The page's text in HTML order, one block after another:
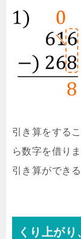
引き算をする
ら数字を借り
引き算ができ
くり上が